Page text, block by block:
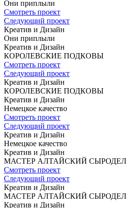
Они приплыли
Смотреть проект
Следующий проект
Креатив и Дизайн
Они приплыли
Креатив и Дизайн
КОРОЛЕВСКИЕ ПОДКОВЫ
Смотреть проект
Следующий проект
Креатив и Дизайн
КОРОЛЕВСКИЕ ПОДКОВЫ
Креатив и Дизайн
Немецкое качество
Смотреть проект
Следующий проект
Креатив и Дизайн
Немецкое качество
Креатив и Дизайн
МАСТЕР АЛТАЙСКИЙ СЫРОДЕЛ
Смотреть проект
Следующий проект
Креатив и Дизайн
МАСТЕР АЛТАЙСКИЙ СЫРОДЕЛ
Креатив и Дизайн